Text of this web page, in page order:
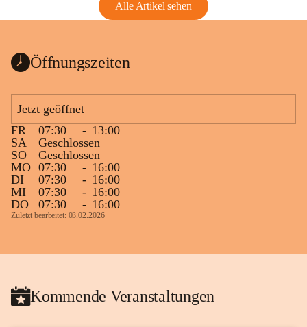
Alle Artikel sehen
Öffnungszeiten
Jetzt geöffnet
FR
07:30 - 13:00
SA
Geschlossen
SO
Geschlossen
MO 07:30 - 16:00
DI
07:30 - 16:00
MI
07:30 - 16:00
DO
07:30 - 16:00
Zuletzt bearbeitet: 03.02.2026
Kommende Veranstaltungen